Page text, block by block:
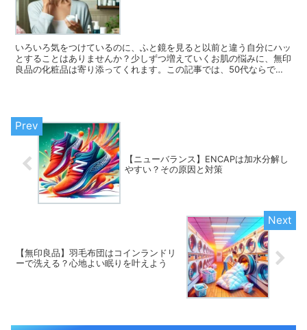
いろいろ気をつけているのに、ふと鏡を見ると以前と違う自分にハッ
とすることはありませんか？少しずつ増えていくお肌の悩みに、無印
良品の化粧品は寄り添ってくれます。この記事では、50代ならでは
【ニューバランス】ENCAPは加水分解し
やすい？その原因と対策
【無印良品】羽毛布団はコインランドリ
ーで洗える？心地よい眠りを叶えよう